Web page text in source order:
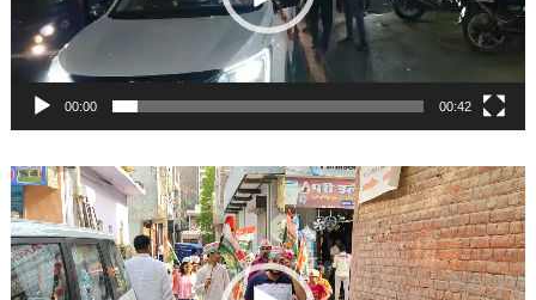
00:00 00:42
Video
Player